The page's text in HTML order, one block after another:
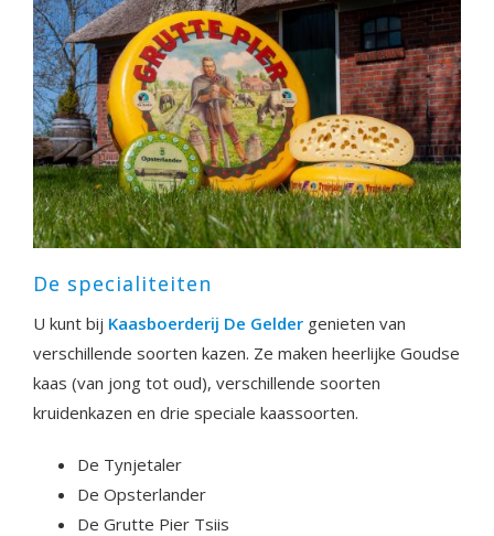
De specialiteiten
U kunt bij Kaasboerderij De Gelder genieten van
verschillende soorten kazen. Ze maken heerlijke Goudse
kaas (van jong tot oud), verschillende soorten
kruidenkazen en drie speciale kaassoorten.
De Tynjetaler
De Opsterlander
De Grutte Pier Tsiis